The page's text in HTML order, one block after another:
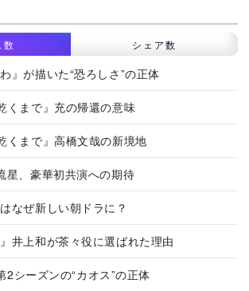
数 シェア数
』が描いた“恐ろしさ”の正体
くまで』充の帰還の意味
くまで』高橋文哉の新境地
星、豪華初共演への期待
なぜ新しい朝ドラに？
』井上和が茶々役に選ばれた理由
2シーズンの“カオス”の正体